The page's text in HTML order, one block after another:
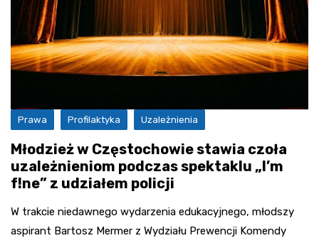
Prawa Profilaktyka Uzależnienia
Młodzież w Częstochowie stawia czoła
uzależnieniom podczas spektaklu „I’m
f!ne” z udziałem policji
W trakcie niedawnego wydarzenia edukacyjnego, młodszy
aspirant Bartosz Mermer z Wydziału Prewencji Komendy